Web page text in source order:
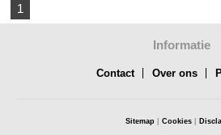
1
Informatie
Contact Over ons
Sitemap Cookies|